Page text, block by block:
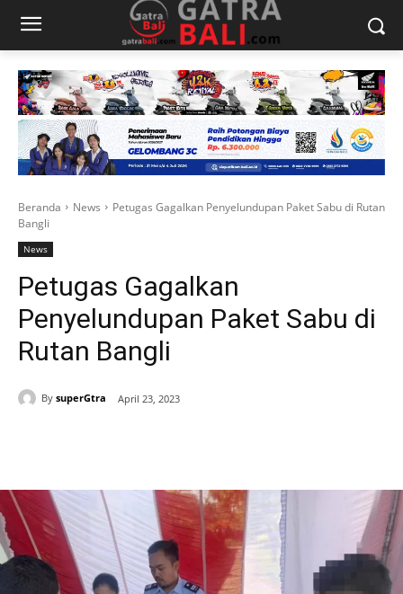
Beranda News
Petugas Gagalkan Penyelundupan Paket Sabu di Rutan
Bangli
News
Petugas Gagalkan
Penyelundupan Paket Sabu di
Rutan Bangli
By superGtra April 23, 2023